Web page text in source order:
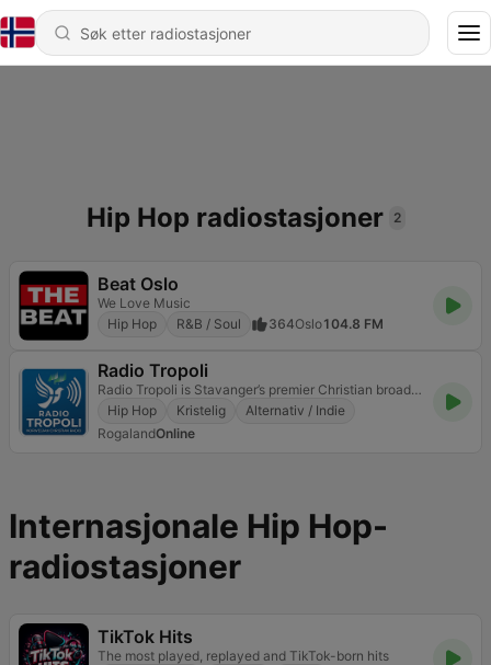
Hip Hop radiostasjoner 2
Beat Oslo
We Love Music
Hip Hop
R&B / Soul 364Oslo104.8 FM
Radio Tropoli
Radio Tropoli is Stavanger’s premier Christian broadcast hub
Hip Hop
Kristelig
Alternativ / Indie
RogalandOnline
Internasjonale Hip Hop-
radiostasjoner
TikTok Hits
The most played, replayed and TikTok-born hits